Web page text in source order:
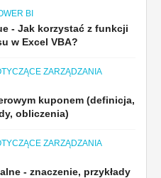
BI
- Jak korzystać z funkcji
w Excel VBA?
ZARZĄDZANIA
kuponem (definicja,
obliczenia)
ZARZĄDZANIA
- znaczenie, przykłady